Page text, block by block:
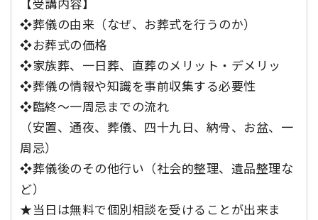
❖葬儀の由来（なぜ、お葬式を行うのか）
❖お葬式の価格
❖家族葬、一日葬、直葬のメリット・デメリッ
❖葬儀の情報や知識を事前収集する必要性
❖臨終～一周忌までの流れ
（安置、通夜、葬儀、四十九日、納骨、お盆、一
周忌）
❖葬儀後のその他行い（社会的整理、遺品整理な
ど）
★当日は無料で個別相談を受けることが出来ま